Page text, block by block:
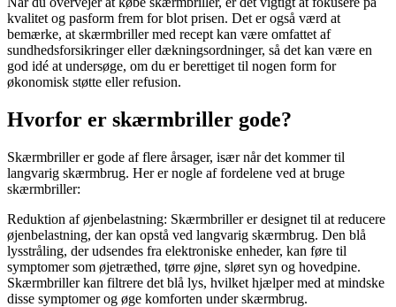
kvalitet og pasform frem for blot prisen. Det er også værd at
bemærke, at skærmbriller med recept kan være omfattet af
sundhedsforsikringer eller dækningsordninger, så det kan være en
god idé at undersøge, om du er berettiget til nogen form for
økonomisk støtte eller refusion.
Hvorfor er skærmbriller gode?
Skærmbriller er gode af flere årsager, især når det kommer til
langvarig skærmbrug. Her er nogle af fordelene ved at bruge
skærmbriller:
Reduktion af øjenbelastning: Skærmbriller er designet til at reducere
øjenbelastning, der kan opstå ved langvarig skærmbrug. Den blå
lysstråling, der udsendes fra elektroniske enheder, kan føre til
symptomer som øjetræthed, tørre øjne, sløret syn og hovedpine.
Skærmbriller kan filtrere det blå lys, hvilket hjælper med at mindske
disse symptomer og øge komforten under skærmbrug.